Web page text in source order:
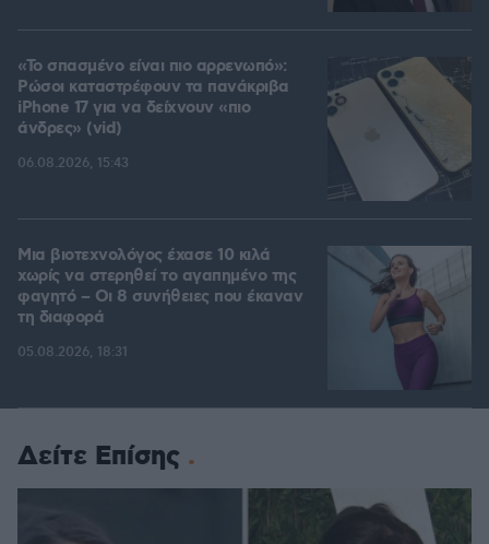
«Το σπασμένο είναι πιο αρρενωπό»:
Ρώσοι καταστρέφουν τα πανάκριβα
iPhone 17 για να δείχνουν «πιο
άνδρες» (vid)
06.08.2026, 15:43
Μια βιοτεχνολόγος έχασε 10 κιλά
χωρίς να στερηθεί το αγαπημένο της
φαγητό – Οι 8 συνήθειες που έκαναν
τη διαφορά
05.08.2026, 18:31
Δείτε Επίσης